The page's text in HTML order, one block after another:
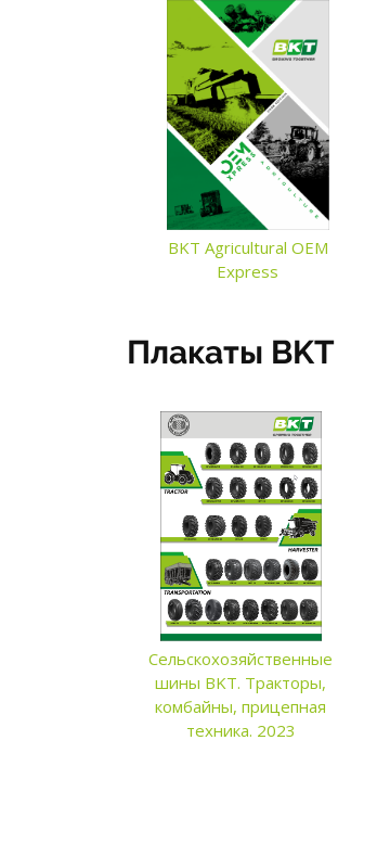
BKT Agricultural OEM
Express
Плакаты BKT
Сельскохозяйственные
шины BKT. Тракторы,
комбайны, прицепная
техника. 2023